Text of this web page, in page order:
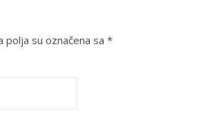
polja su označena sa *